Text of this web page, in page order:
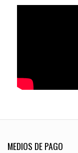
MEDIOS DE PAGO